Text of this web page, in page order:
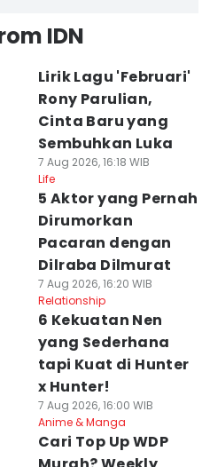
IDN
Lirik Lagu 'Februari'
Rony Parulian,
Cinta Baru yang
Sembuhkan Luka
7 Aug 2026, 16:18 WIB
Life
5 Aktor yang Pernah
Dirumorkan
Pacaran dengan
Dilraba Dilmurat
7 Aug 2026, 16:20 WIB
Relationship
6 Kekuatan Nen
yang Sederhana
tapi Kuat di Hunter
x Hunter!
7 Aug 2026, 16:00 WIB
Anime & Manga
Cari Top Up WDP